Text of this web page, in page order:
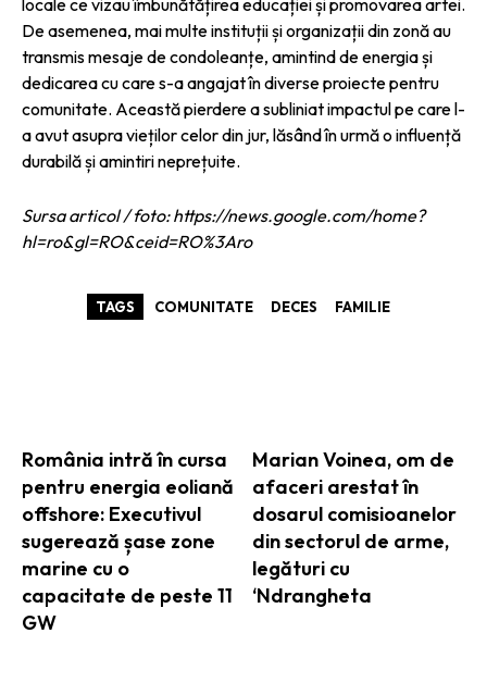
România intră în cursa
pentru energia eoliană
offshore: Executivul
sugerează șase zone
marine cu o
capacitate de peste 11
GW
Marian Voinea, om de
afaceri arestat în
dosarul comisioanelor
din sectorul de arme,
legături cu
‘Ndrangheta
De asemenea, mai multe instituții și organizații din zonă au
transmis mesaje de condoleanțe, amintind de energia și
dedicarea cu care s-a angajat în diverse proiecte pentru
comunitate. Această pierdere a subliniat impactul pe care l-
a avut asupra vieților celor din jur, lăsând în urmă o influență
durabilă și amintiri neprețuite.
Sursa articol / foto: https://news.google.com/home?
hl=ro&gl=RO&ceid=RO%3Aro
TAGS COMUNITATE DECES FAMILIE